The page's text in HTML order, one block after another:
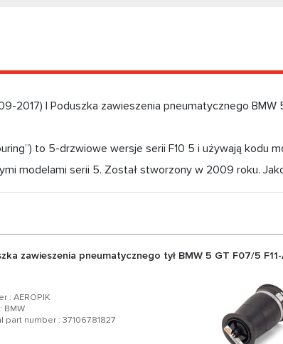
2017) | Poduszka zawieszenia pneumatycznego BMW 5
to 5-drzwiowe wersje serii F10 5 i używają kodu
modelami serii 5. Został stworzony w 2009 roku.
amortyzatory do BMW 5 F11 Touring (2009-2017) w
jakości części do swojego BMW 5 F11 Touring
do ceny, szeroką gamą i różnorodnością ponad
zawieszenia pneumatycznego tył BMW 5 GT F07/5
: AEROPIK
BMW
part number : 37106781827